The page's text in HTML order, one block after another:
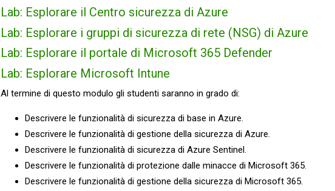
Lab: Esplorare il Centro sicurezza di Azure
Lab: Esplorare i gruppi di sicurezza di rete (NSG) di Azure
Lab: Esplorare il portale di Microsoft 365 Defender
Lab: Esplorare Microsoft Intune
Al termine di questo modulo gli studenti saranno in grado di:
Descrivere le funzionalità di sicurezza di base in Azure.
Descrivere le funzionalità di gestione della sicurezza di Azure.
Descrivere le funzionalità di sicurezza di Azure Sentinel.
Descrivere le funzionalità di protezione dalle minacce di Microsoft 365.
Descrivere le funzionalità di gestione della sicurezza di Microsoft 365.